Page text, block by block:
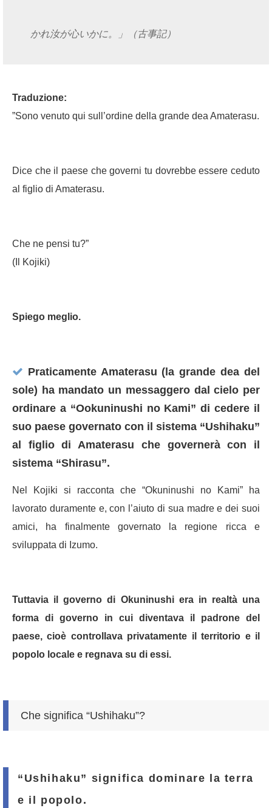
かれ汝が心いかに。」（古事記）
Traduzione:
”Sono venuto qui sull’ordine della grande dea Amaterasu.
Dice che il paese che governi tu dovrebbe essere ceduto
al figlio di Amaterasu.
Che ne pensi tu?”
(Il Kojiki)
Spiego meglio.
Praticamente Amaterasu (la grande dea del
sole) ha mandato un messaggero dal cielo per
ordinare a “Ookuninushi no Kami” di cedere il
suo paese governato con il sistema “Ushihaku”
al figlio di Amaterasu che governerà con il
sistema “Shirasu”.
Nel Kojiki si racconta che “Okuninushi no Kami” ha
lavorato duramente e, con l’aiuto di sua madre e dei suoi
amici, ha finalmente governato la regione ricca e
sviluppata di Izumo.
Tuttavia il governo di Okuninushi era in realtà una
forma di governo in cui diventava il padrone del
paese, cioè controllava privatamente il territorio e il
popolo locale e regnava su di essi.
Che significa “Ushihaku”?
“Ushihaku” significa dominare la terra
e il popolo.